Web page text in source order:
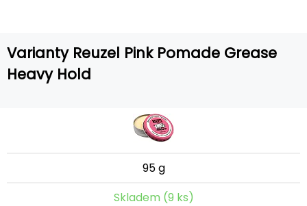
Varianty Reuzel Pink Pomade Grease
Heavy Hold
95 g
Skladem (9 ks)